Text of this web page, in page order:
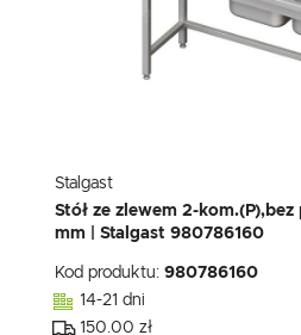
Stalgast
Stół ze zlewem 2-
mm | Stalgast 980786160
Kod produktu: 980786160
14-21 dni
150.00 zł